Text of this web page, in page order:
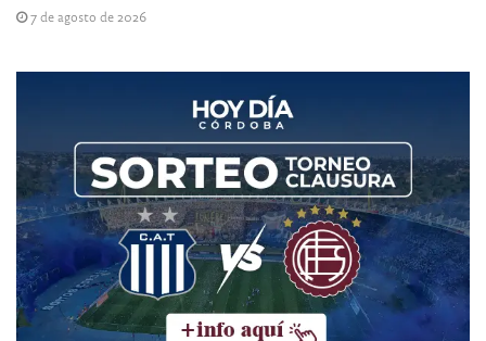
7 de agosto de 2026